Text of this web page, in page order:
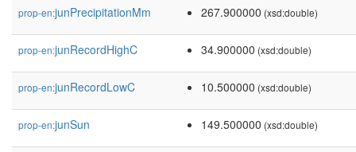
prop-en:junPrecipitationMm 267.900000 (xsd:double)
prop-en:junRecordHighC 34.900000 (xsd:double)
prop-en:junRecordLowC 10.500000 (xsd:double)
prop-en:junSun 149.500000 (xsd:double)